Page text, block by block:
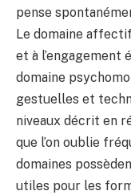
pense
Le domaine
et à l’engagement
domaine
gestuelles et
niveaux décrit en
que l’on oublie
domaines
utiles pour les